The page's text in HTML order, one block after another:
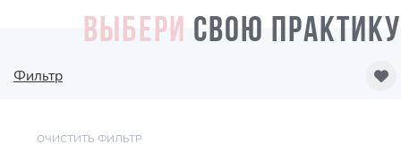
ВЫБЕРИ СВОЮ ПРАКТИКУ
Фильтр
ОЧИСТИТЬ ФИЛЬТР